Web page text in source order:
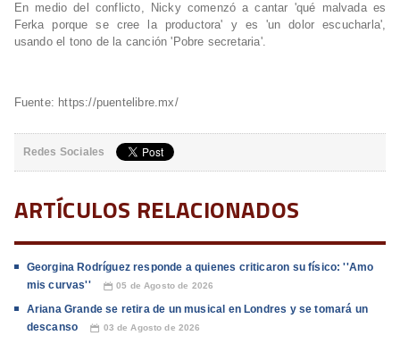
En medio del conflicto, Nicky comenzó a cantar 'qué malvada es
Ferka porque se cree la productora' y es 'un dolor escucharla',
usando el tono de la canción 'Pobre secretaria'.
Fuente: https://puentelibre.mx/
Redes Sociales
ARTÍCULOS RELACIONADOS
Georgina Rodríguez responde a quienes criticaron su físico: ''Amo
mis curvas''
📅 05 de Agosto de 2026
Ariana Grande se retira de un musical en Londres y se tomará un
descanso
📅 03 de Agosto de 2026